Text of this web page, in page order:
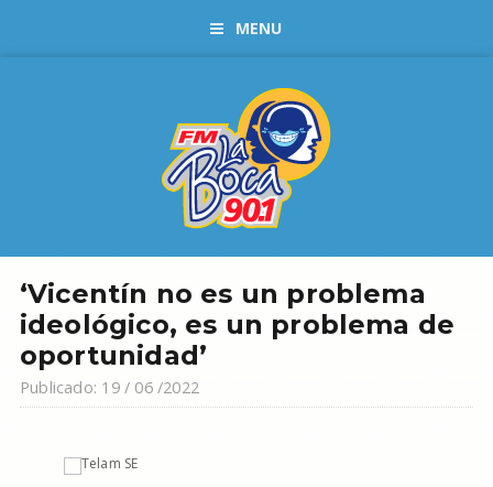
MENU
‘Vicentín no es un problema
ideológico, es un problema de
oportunidad’
Publicado: 19 / 06 /2022